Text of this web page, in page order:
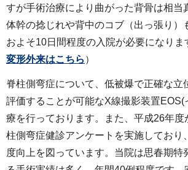
すが手術治療により曲がった背骨は相当
体幹の捻じれや背中のコブ（出っ張り）
およそ10日間程度の入院が必要になりま
変形外来はこちら ）
脊柱側弯症について、低被爆で正確な立
評価することが可能なX線撮影装置EOS(
療を行っております。また、平成26年度
柱側弯症健診アンケートを実施しており
度向上を図っています。当院は思春期特